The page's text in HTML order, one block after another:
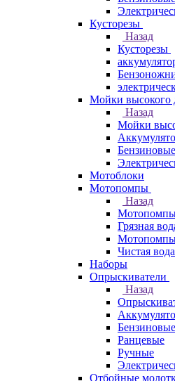
Кусторезы
Назад
Кусторезы
Мойки высокого
Назад
Мойки
Бензиновые
Мотоблоки
Мотопомпы
Назад
Грязная
Чистая вода
Наборы
Опрыскиватели
Назад
Бензиновые
Ранцевые
Ручные
Отбойные